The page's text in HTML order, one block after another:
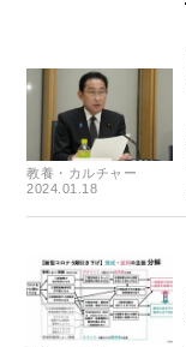
教養・カルチャー
2024.01.18